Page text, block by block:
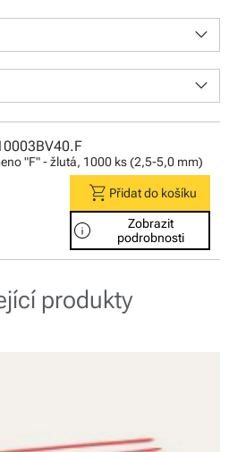
keyboard_arrow_down
keyboard_arrow_down
"F" - žlutá, 1000 ks (2,5-5,0 mm)
shopping_cart Přidat do košíku
info
Zobrazit
podrobnosti
produkty